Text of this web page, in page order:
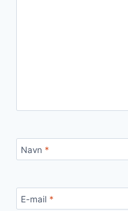
Navn *
E-mail *